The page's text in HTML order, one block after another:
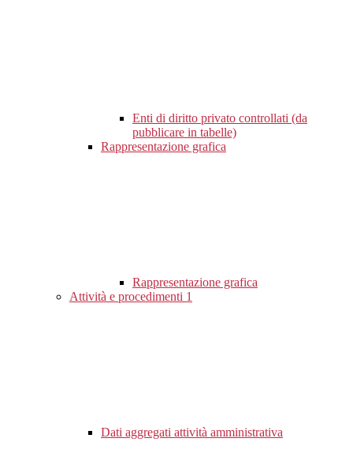
Enti di diritto privato controllati (da
pubblicare in tabelle)
Rappresentazione grafica
Rappresentazione grafica
Attività e procedimenti 1
Dati aggregati attività amministrativa